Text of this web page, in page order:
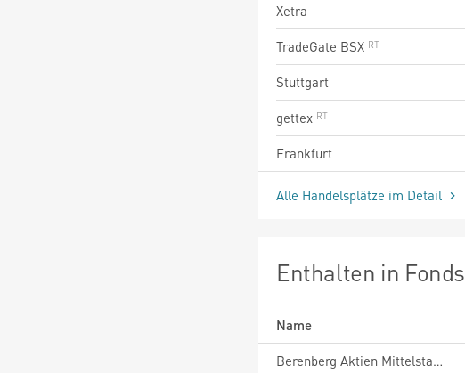
Xetra
TradeGate BSX
Stuttgart
gettex
Frankfurt
Alle Handelsplätze im Detail
Enthalten in Fonds
Name
Berenberg Aktien Mittelstand - Anteilklasse R A